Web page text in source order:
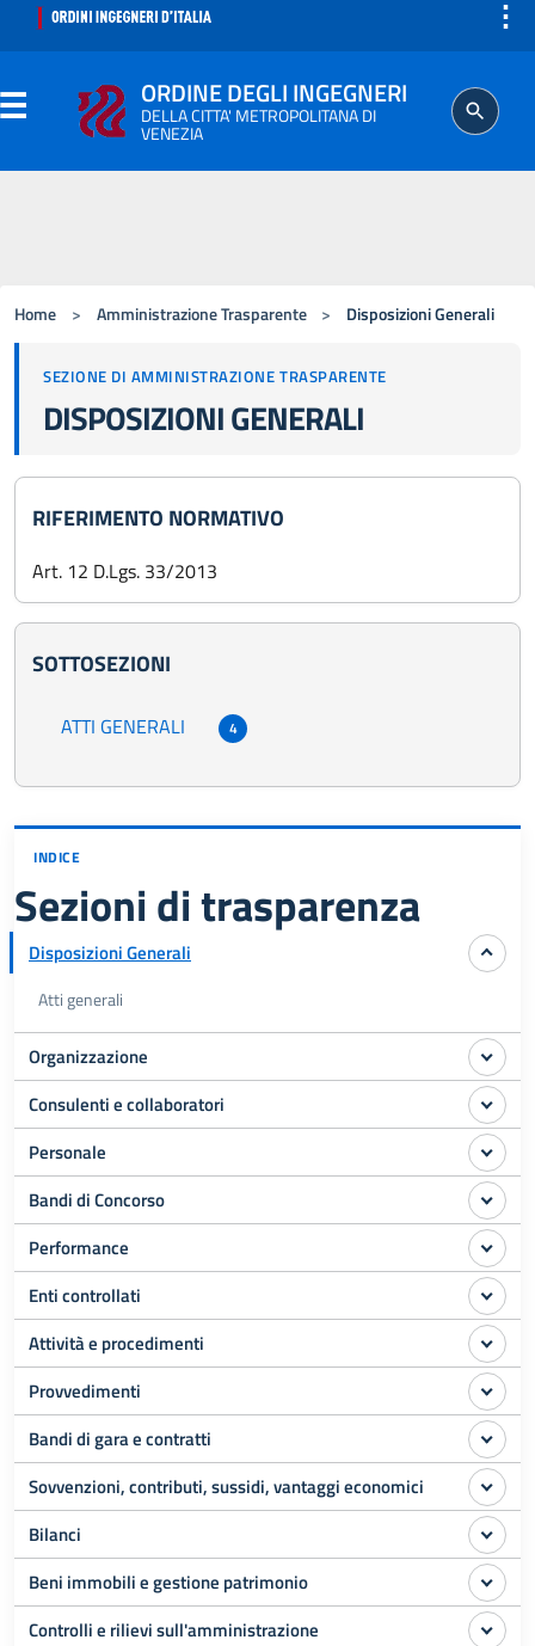
⋮
ORDINE DEGLI INGEGNERI
DELLA CITTA' METROPOLITANA DI
VENEZIA
PROFESSIONE
AGGIORNAMENTO PROFESSIONALE
Home > Amministrazione Trasparente > Disposizioni Generali
SEZIONE DI AMMINISTRAZIONE TRASPARENTE
DISPOSIZIONI GENERALI
RIFERIMENTO NORMATIVO
Art. 12 D.Lgs. 33/2013
SOTTOSEZIONI
ATTI GENERALI 4
INDICE
Sezioni di trasparenza
Disposizioni Generali
Atti generali
Organizzazione
Consulenti e collaboratori
Personale
Bandi di Concorso
Performance
Enti controllati
Attività e procedimenti
Provvedimenti
Bandi di gara e contratti
Sovvenzioni, contributi, sussidi, vantaggi economici
Bilanci
Beni immobili e gestione patrimonio
Controlli e rilievi sull'amministrazione